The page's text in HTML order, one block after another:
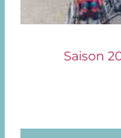
Saison